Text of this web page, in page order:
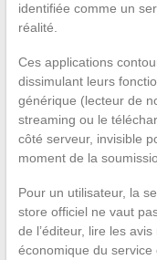
identifiée comme un
réalité.
Ces applications
dissimulant leurs
générique (lecteur de
streaming ou le
côté serveur, invisible
moment de la
Pour un utilisateur, la
store officiel ne vaut
de l’éditeur, lire les
économique du